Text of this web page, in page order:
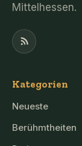
Mittelhessen.
Kategorien
Neueste
Berühmtheiten